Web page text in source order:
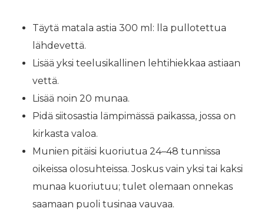
Täytä matala astia 300 ml: lla pullotettua
lähdevettä.
Lisää yksi teelusikallinen lehtihiekkaa astiaan
vettä.
Lisää noin 20 munaa.
Pidä siitosastia lämpimässä paikassa, jossa on
kirkasta valoa.
Munien pitäisi kuoriutua 24–48 tunnissa
oikeissa olosuhteissa. Joskus vain yksi tai kaksi
munaa kuoriutuu; tulet olemaan onnekas
saamaan puoli tusinaa vauvaa.